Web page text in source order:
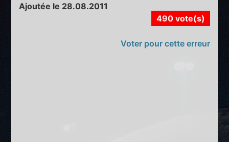
Ajoutée le 28.08.2011
490 vote(s)
Voter pour cette erreur